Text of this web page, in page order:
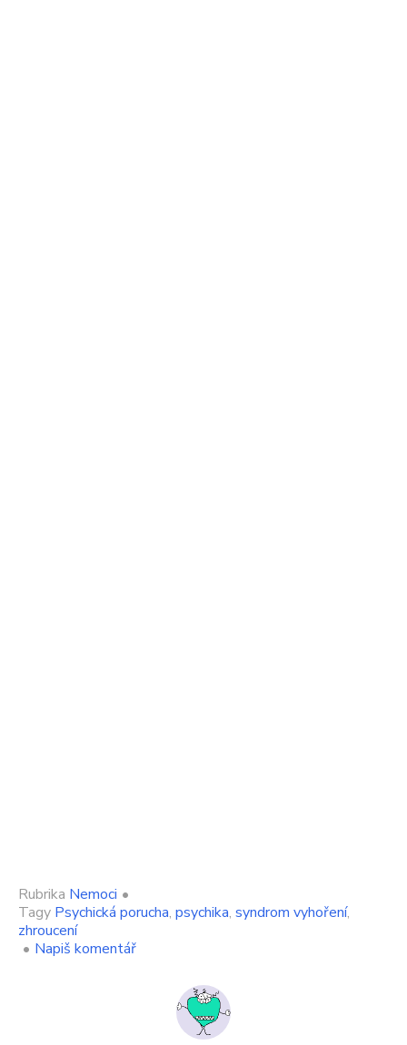
Rubrika Nemoci •
Tagy Psychická porucha, psychika, syndrom vyhoření,
zhroucení
• Napiš komentářon
člověka